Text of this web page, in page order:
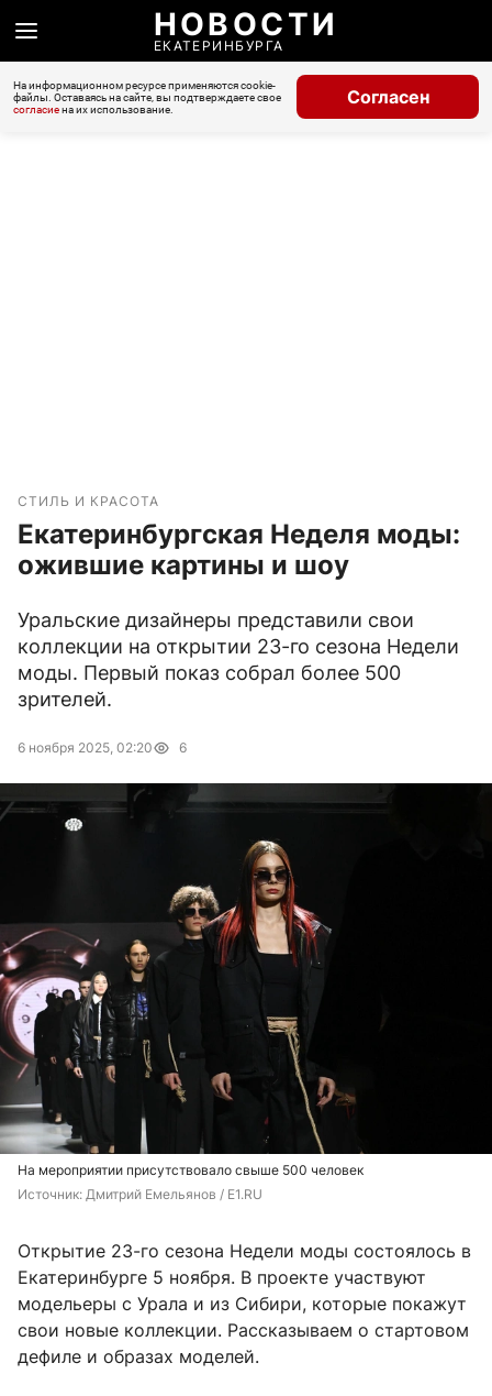
НОВОСТИ
ЕКАТЕРИНБУРГА
На информационном ресурсе применяются cookie-
файлы. Оставаясь на сайте, вы подтверждаете свое
согласиена их использование.
Согласен
СТИЛЬ И КРАСОТА
Екатеринбургская Неделя моды:
ожившие картины и шоу
Уральские дизайнеры представили свои
коллекции на открытии 23-го сезона Недели
моды. Первый показ собрал более 500
зрителей.
6 ноября 2025, 02:20 6
На мероприятии присутствовало свыше 500 человек
Источник: Дмитрий Емельянов / E1.RU
Открытие 23-го сезона Недели моды состоялось в
Екатеринбурге 5 ноября. В проекте участвуют
модельеры с Урала и из Сибири, которые покажут
свои новые коллекции. Рассказываем о стартовом
дефиле и образах моделей.